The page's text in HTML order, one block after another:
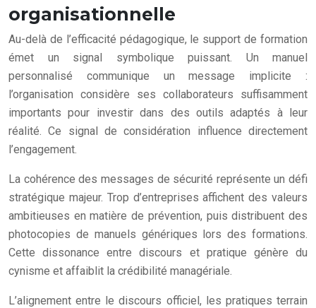
organisationnelle
Au-delà de l’efficacité pédagogique, le support de formation
émet un signal symbolique puissant. Un manuel
personnalisé communique un message implicite :
l’organisation considère ses collaborateurs suffisamment
importants pour investir dans des outils adaptés à leur
réalité. Ce signal de considération influence directement
l’engagement.
La cohérence des messages de sécurité représente un défi
stratégique majeur. Trop d’entreprises affichent des valeurs
ambitieuses en matière de prévention, puis distribuent des
photocopies de manuels génériques lors des formations.
Cette dissonance entre discours et pratique génère du
cynisme et affaiblit la crédibilité managériale.
L’alignement entre le discours officiel, les pratiques terrain